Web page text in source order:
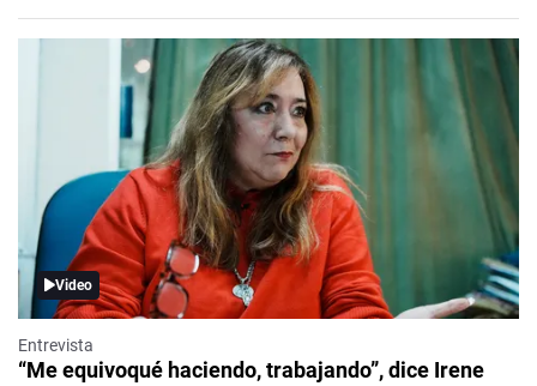
Video
Entrevista
“Me equivoqué haciendo, trabajando”, dice Irene